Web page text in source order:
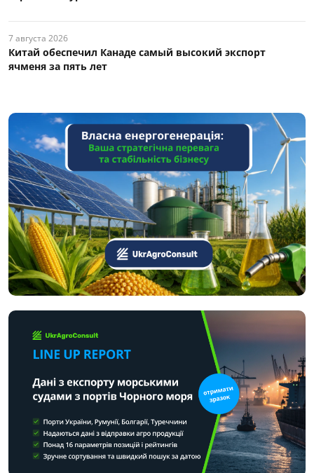
7 августа 2026
Китай обеспечил Канаде самый высокий экспорт
ячменя за пять лет